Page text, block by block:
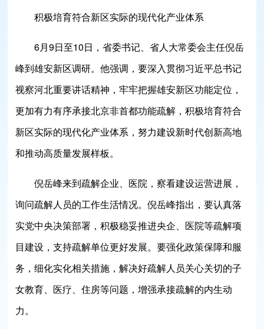
积极培育符合新区实际的现代化产业体系
6月9日至10日，省委书记、省人大常委会主任倪岳
峰到雄安新区调研。他强调，要深入贯彻习近平总书记
视察河北重要讲话精神，牢牢把握雄安新区功能定位，
更加有力有序承接北京非首都功能疏解，积极培育符合
新区实际的现代化产业体系，努力建设新时代创新高地
和推动高质量发展样板。
倪岳峰来到疏解企业、医院，察看建设运营进展，
询问疏解人员的工作生活情况。倪岳峰指出，要认真落
实党中央决策部署，积极稳妥推进央企、医院等疏解项
目建设，支持疏解单位更好发展。要强化政策保障和服
务，细化实化相关措施，解决好疏解人员关心关切的子
女教育、医疗、住房等问题，增强承接疏解的内生动
力。